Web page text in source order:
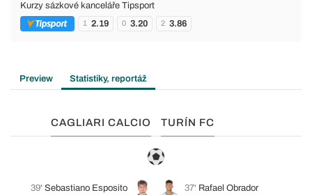
Kurzy sázkové kanceláře Tipsport
1 2.19 0 3.20 2 3.86
Preview Statistiky, reportáž
CAGLIARI CALCIO TURÍN FC
39' Sebastiano Esposito 37' Rafael Obrador